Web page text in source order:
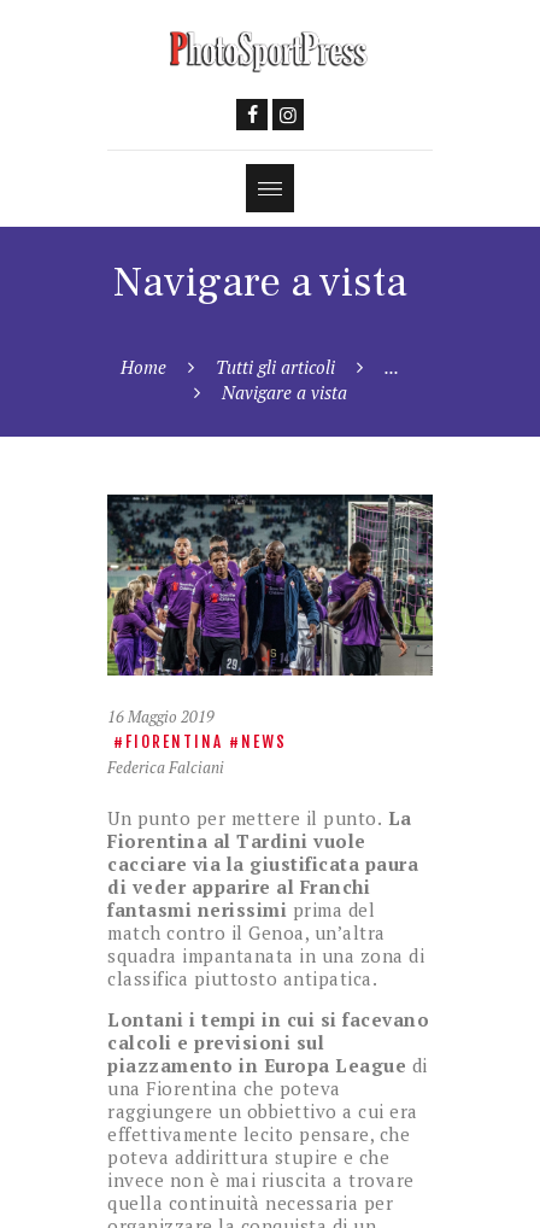
Navigare a vista
Home Tutti gli articoli
...
Navigare a vista
16 Maggio 2019
FIORENTINA NEWS
Federica Falciani
Un punto per mettere il punto. La
Fiorentina al Tardini vuole
cacciare via la giustificata paura
di veder apparire al Franchi
fantasmi nerissimi prima del
match contro il Genoa, un’altra
squadra impantanata in una zona di
classifica piuttosto antipatica.
Lontani i tempi in cui si facevano
calcoli e previsioni sul
piazzamento in Europa League di
una Fiorentina che poteva
raggiungere un obbiettivo a cui era
effettivamente lecito pensare, che
poteva addirittura stupire e che
invece non è mai riuscita a trovare
quella continuità necessaria per